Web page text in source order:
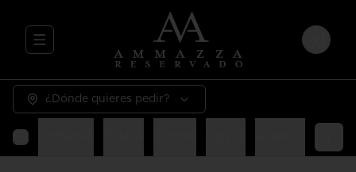
Abrir menu de navegación Login
¿Dónde quieres pedir?